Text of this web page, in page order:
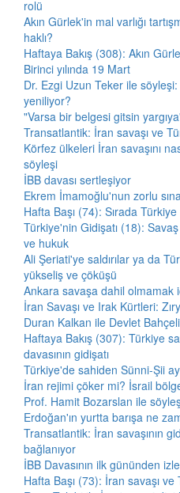
rolü
Akın Gürlek'in mal varlığı
haklı?
Haftaya Bakış (308): Akın
Birinci yılında 19 Mart
Dr. Ezgi Uzun Teker ile
yeniliyor?
"Varsa bir belgesi gitsin
Transatlantik: İran savaşı ve
Körfez ülkeleri İran savaşını
söyleşi
İBB davası sertleşiyor
Ekrem İmamoğlu'nun zorlu
Hafta Başı (74): Sırada
Türkiye'nin Gidişatı (18):
ve hukuk
Ali Şeriati'ye saldırılar ya da
yükseliş ve çöküşü
Ankara savaşa dahil olmamak
İran Savaşı ve Irak Kürtleri:
Duran Kalkan ile Devlet
Haftaya Bakış (307): Türkiye
davasının gidişatı
Türkiye'de sahiden Sünni-Şii
İran rejimi çöker mi? İsrail
Prof. Hamit Bozarslan ile
Erdoğan'ın yurtta barışa ne
Transatlantik: İran savaşının
bağlanıyor
İBB Davasının ilk gününden
Hafta Başı (73): İran savaşı ve